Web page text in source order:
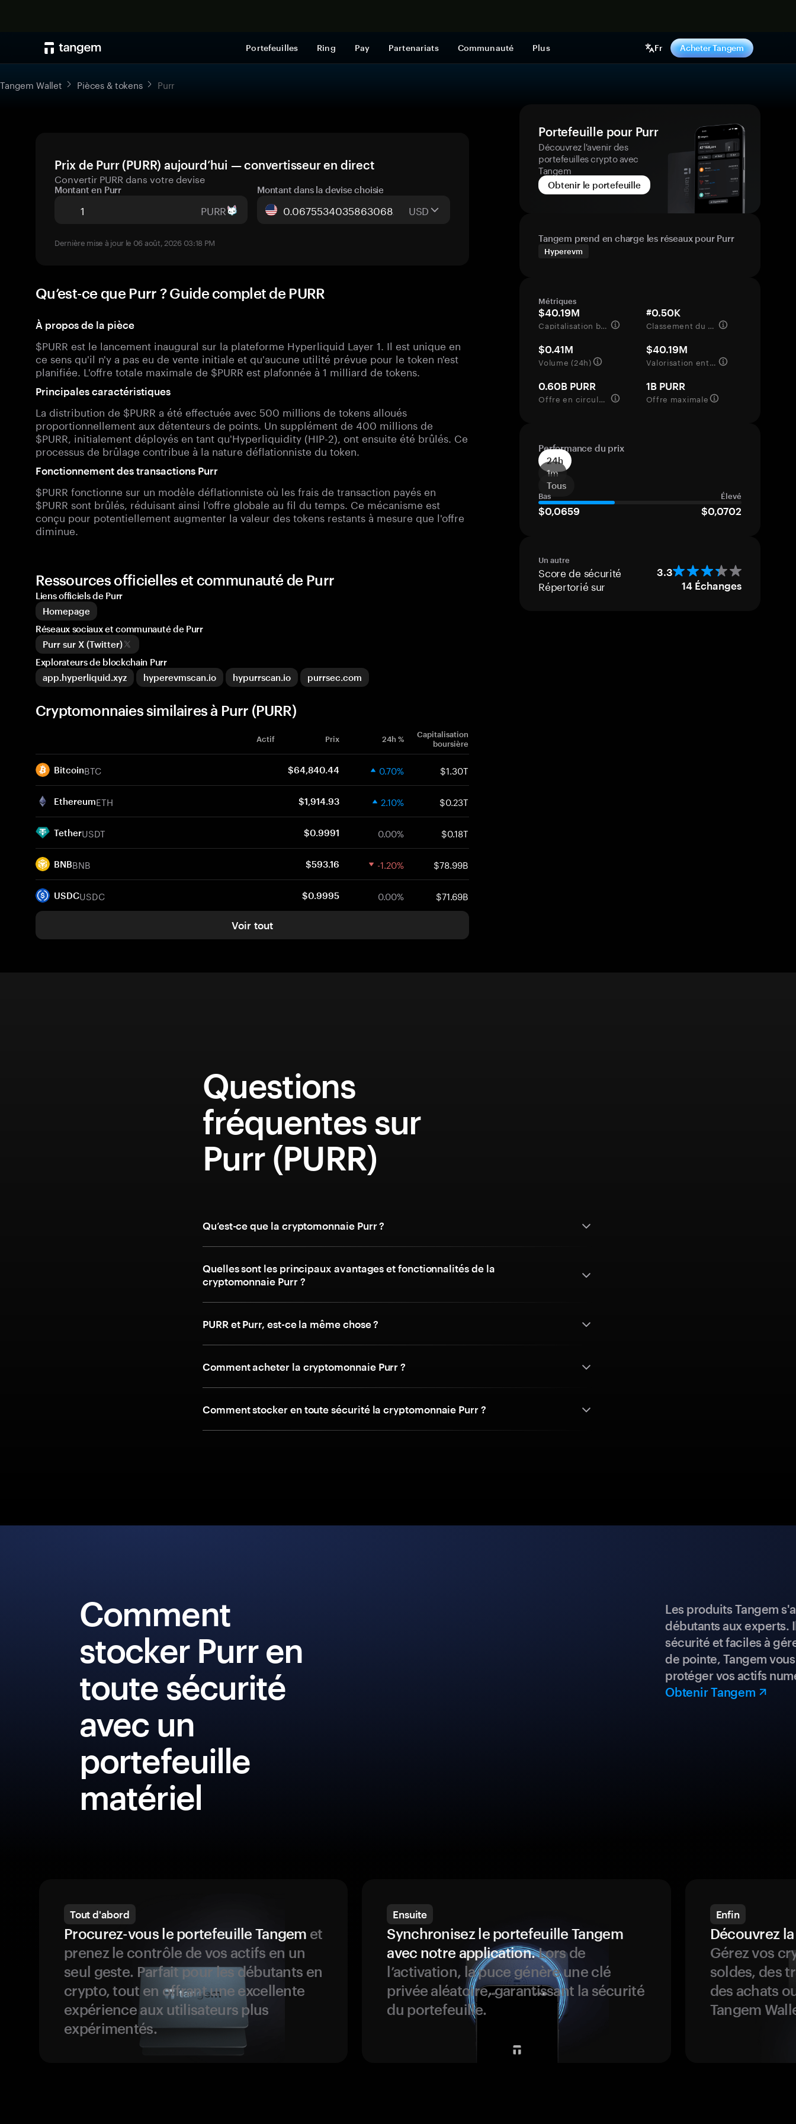
Portefeuilles Ring Pay Partenariats Communauté Plus Fr Acheter Tangem
Tangem Wallet Pièces & tokens Purr
Prix de Purr (PURR) aujourd’hui — convertisseur en direct
Convertir PURR dans votre devise
Montant en Purr
PURR
Montant dans la devise choisie
USD
Dernière mise à jour le 06 août, 2026 03:18 PM
Qu’est-ce que Purr ? Guide complet de PURR
À propos de la pièce
$PURR est le lancement inaugural sur la plateforme Hyperliquid Layer 1. Il est unique en
ce sens qu'il n'y a pas eu de vente initiale et qu'aucune utilité prévue pour le token n'est
planifiée. L'offre totale maximale de $PURR est plafonnée à 1 milliard de tokens.
Principales caractéristiques
La distribution de $PURR a été effectuée avec 500 millions de tokens alloués
proportionnellement aux détenteurs de points. Un supplément de 400 millions de
$PURR, initialement déployés en tant qu'Hyperliquidity (HIP-2), ont ensuite été brûlés. Ce
processus de brûlage contribue à la nature déflationniste du token.
Fonctionnement des transactions Purr
$PURR fonctionne sur un modèle déflationniste où les frais de transaction payés en
$PURR sont brûlés, réduisant ainsi l'offre globale au fil du temps. Ce mécanisme est
conçu pour potentiellement augmenter la valeur des tokens restants à mesure que l'offre
diminue.
Portefeuille pour Purr
Découvrez l'avenir des
portefeuilles crypto avec
Tangem
Obtenir le portefeuille
Tangem prend en charge les réseaux pour Purr
Hyperevm
Métriques
$40.19M
Capitalisation boursière
#0.50K
Classement du marché
$0.41M
Volume (24h)
$40.19M
Valorisation entièrement diluée
0.60B PURR
Offre en circulation
1B PURR
Offre maximale
Performance du prix
24h
1m
Tous
Bas Élevé
$0,0659 $0,0702
Un autre
Score de sécurité 3.3
Répertorié sur 14 Échanges
Ressources officielles et communauté de Purr
Liens officiels de Purr
Homepage
Réseaux sociaux et communauté de Purr
Purr sur X (Twitter)
Explorateurs de blockchain Purr
app.hyperliquid.xyz
hyperevmscan.io hypurrscan.io purrsec.com
Cryptomonnaies similaires à Purr (PURR)
Actif Prix 24h %
Capitalisation
boursière
BitcoinBTC $64,840.44 0.70% $1.30T
EthereumETH $1,914.93 2.10% $0.23T
TetherUSDT $0.9991 0.00% $0.18T
BNBBNB $593.16 -1.20% $78.99B
USDCUSDC $0.9995 0.00% $71.69B
Voir tout
Questions
fréquentes sur
Purr (PURR)
Qu’est-ce que la cryptomonnaie Purr ?
Quelles sont les principaux avantages et fonctionnalités de la
cryptomonnaie Purr ?
PURR et Purr, est-ce la même chose ?
Comment acheter la cryptomonnaie Purr ?
Comment stocker en toute sécurité la cryptomonnaie Purr ?
Comment
stocker Purr en
toute sécurité
avec un
portefeuille
matériel
Les produits Tangem
débutants aux experts.
sécurité et faciles à
de pointe, Tangem
protéger vos actifs
Obtenir Tangem
Tout d'abord
Procurez-vous le portefeuille Tangem et
prenez le contrôle de vos actifs en un
seul geste. Parfait pour les débutants en
crypto, tout en offrant une excellente
expérience aux utilisateurs plus
expérimentés.
Ensuite
Synchronisez le portefeuille Tangem
avec notre application.Lors de
l’activation, la puce génère une clé
privée aléatoire, garantissant la sécurité
du portefeuille.
Enfin
Découvrez
Gérez vos
soldes, des
des achats
Tangem